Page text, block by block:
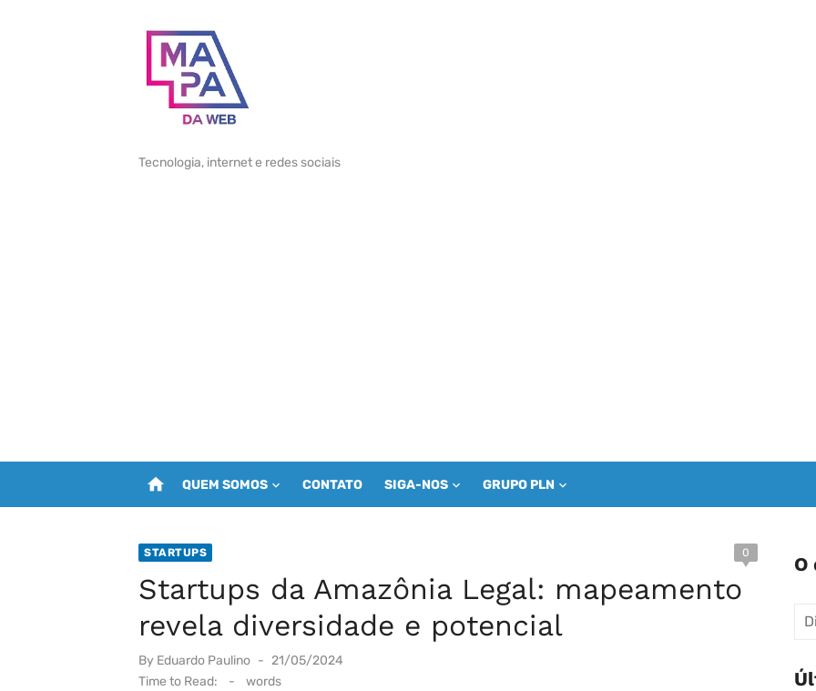
Tecnologia, internet e redes sociais
home QUEM SOMOS CONTATO SIGA-NOS GRUPO PLN
STARTUPS 0
Startups da Amazônia Legal: mapeamento
revela diversidade e potencial
By Eduardo Paulino
Posted
on
21/05/2024
Time to Read:
- words
O